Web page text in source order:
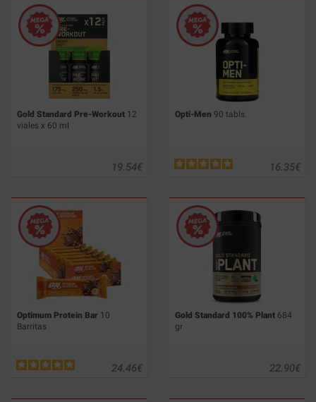
Gold Standard Pre-Workout 12
viales x 60 ml
€
19.54
Opti-Men 90 tabls.
€
16.35
Optimum Protein Bar 10
Barritas
€
24.46
Gold Standard 100% Plant 684
gr
€
22.90